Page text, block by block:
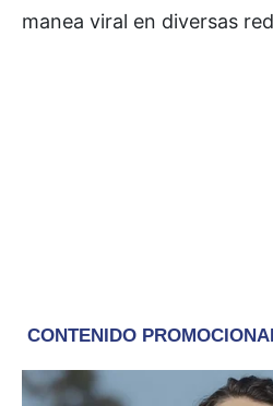
manea viral en diversas